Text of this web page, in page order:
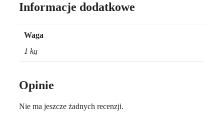
Informacje dodatkowe
Waga
1 kg
Opinie
Nie ma jeszcze żadnych recenzji.